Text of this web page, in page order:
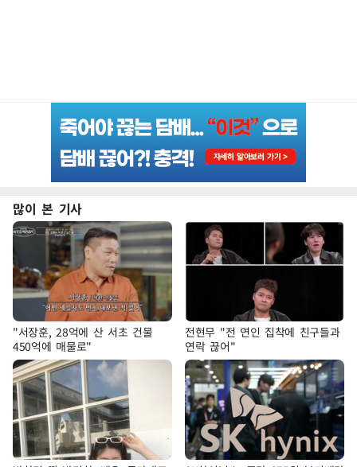
많이 본 기사
"서장훈, 28억에 산 서초 건물
450억에 매물로"
전현무 "전 연인 집착에 친구들과
연락 끊어"